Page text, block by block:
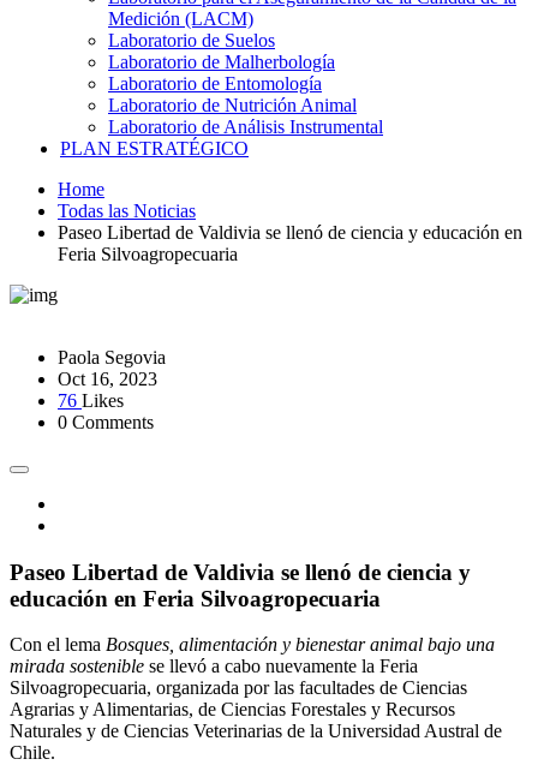
Medición (LACM)
Laboratorio de Suelos
Laboratorio de Malherbología
Laboratorio de Entomología
Laboratorio de Nutrición Animal
Laboratorio de Análisis Instrumental
PLAN ESTRATÉGICO
Home
Todas las Noticias
Paseo Libertad de Valdivia se llenó de ciencia y educación en
Feria Silvoagropecuaria
Paola Segovia
Oct 16, 2023
76 Likes
0 Comments
Paseo Libertad de Valdivia se llenó de ciencia y
educación en Feria Silvoagropecuaria
Con el lema Bosques, alimentación y bienestar animal bajo una
mirada sostenible se llevó a cabo nuevamente la Feria
Silvoagropecuaria, organizada por las facultades de Ciencias
Agrarias y Alimentarias, de Ciencias Forestales y Recursos
Naturales y de Ciencias Veterinarias de la Universidad Austral de
Chile.